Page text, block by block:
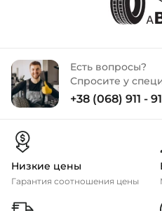
Есть вопросы?
Спросите у
+38 (068) 911 -
Низкие цены
Гарантия соотношения цены